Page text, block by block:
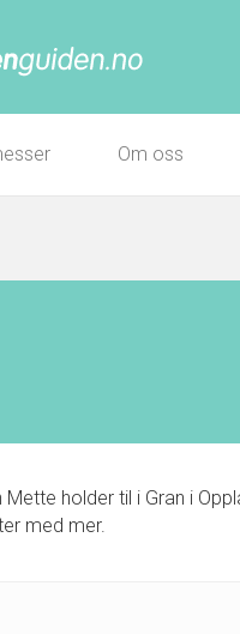
Om oss
Mette holder til i Gran i
med mer.